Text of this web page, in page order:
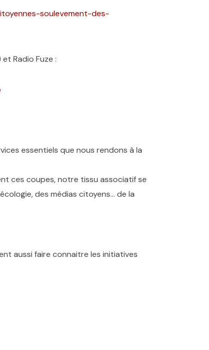
soulevement-des-
Radio Fuze :
essentiels que nous rendons à la
ces coupes, notre tissu associatif se
des médias citoyens… de la
aussi faire connaitre les initiatives